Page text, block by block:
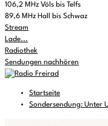
106,2 MHz Völs bis Telfs
89,6 MHz Hall bis Schwaz
Stream
Lade...
Radiothek
Sendungen nachhören
Startseite
Sondersendung: Unter